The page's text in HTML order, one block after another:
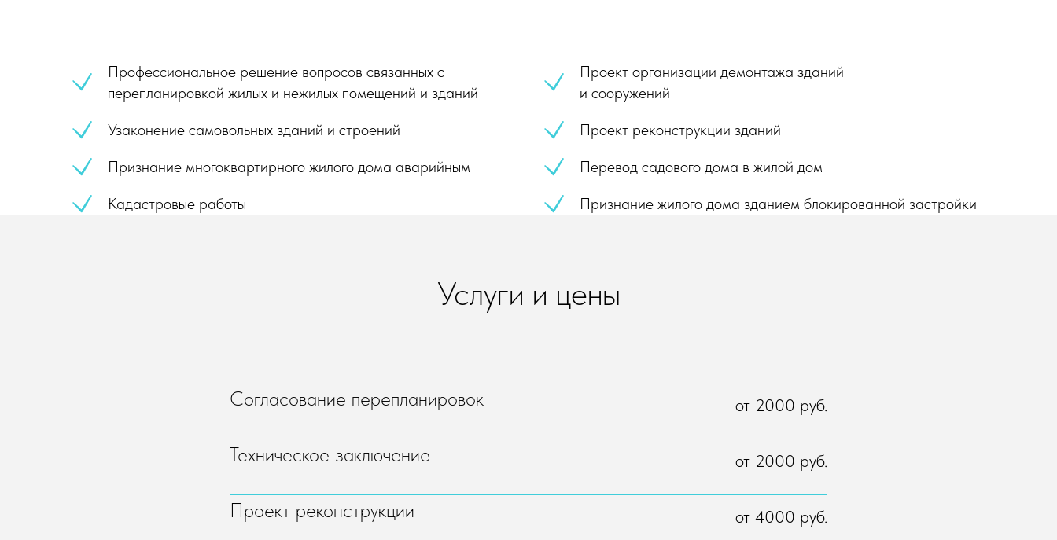
Профессиональное решение вопросов связанных с
перепланировкой жилых и нежилых помещений и зданий
Проект организации демонтажа зданий
и сооружений
Узаконение самовольных зданий и строений
Проект реконструкции зданий
Признание многоквартирного жилого дома аварийным
Перевод садового дома в жилой дом
Кадастровые работы
Признание жилого дома зданием блокированной застройки
Услуги и цены
Согласование перепланировок от 2000 руб.
Техническое заключение от 2000 руб.
Проект реконструкции от 4000 руб.